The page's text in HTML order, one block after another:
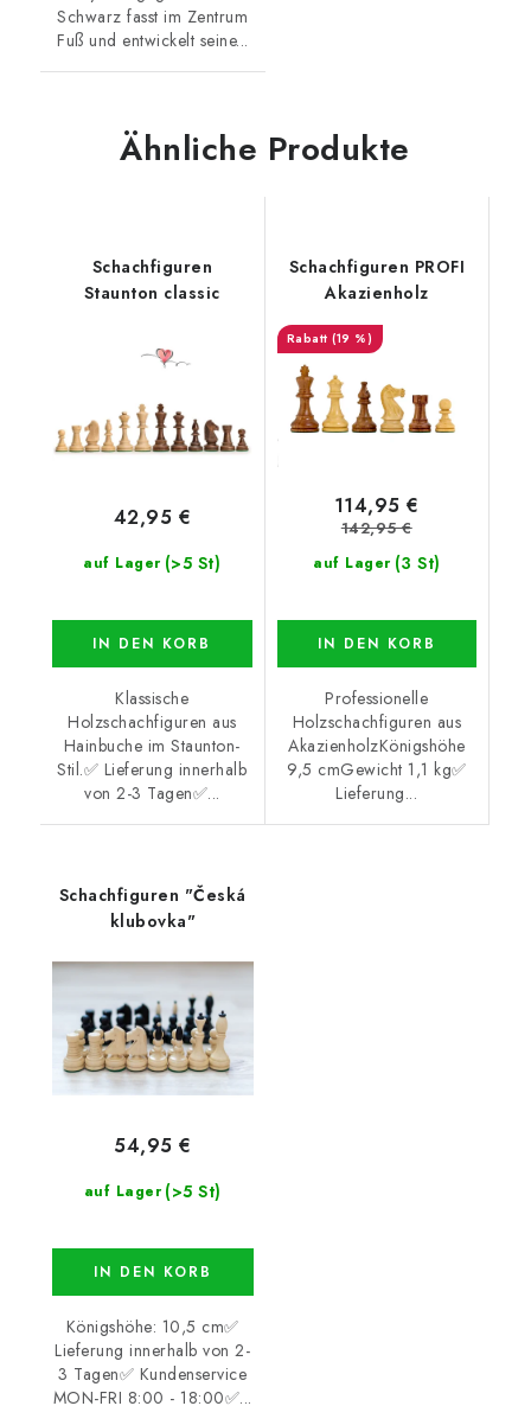
Schwarz fasst im Zentrum
Fuß und entwickelt seine...
Ähnliche Produkte
Schachfiguren
Staunton classic
auf Lager (>5 St)
42,95 €
IN DEN KORB
Klassische
Holzschachfiguren aus
Hainbuche im Staunton-
Stil.✅ Lieferung innerhalb
von 2-3 Tagen✅...
Schachfiguren PROFI
Akazienholz
(19 %)
auf Lager (3 St)
114,95 €
142,95 €
IN DEN KORB
Professionelle
Holzschachfiguren aus
AkazienholzKönigshöhe
9,5 cmGewicht 1,1 kg✅
Lieferung...
Schachfiguren "Česká
klubovka"
auf Lager (>5 St)
54,95 €
IN DEN KORB
Königshöhe: 10,5 cm✅
Lieferung innerhalb von 2-
3 Tagen✅ Kundenservice
MON-FRI 8:00 - 18:00✅...